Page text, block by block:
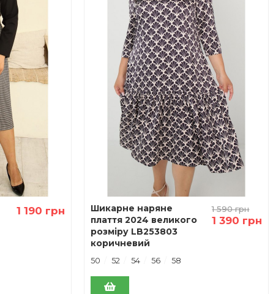
1 190 грн 1 590 грн
1 390 грн
Шикарне наряне
плаття 2024 великого
розміру LB253803
коричневий
50 52 54 56 58